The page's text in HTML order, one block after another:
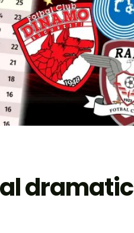
dramatic